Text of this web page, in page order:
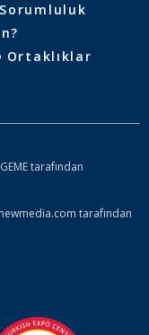
Ortaklıklar
tarafından
tarafından